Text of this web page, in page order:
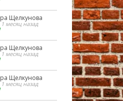
Щелкунова
1 месяц назад
Щелкунова
1 месяц назад
Щелкунова
1 месяц назад